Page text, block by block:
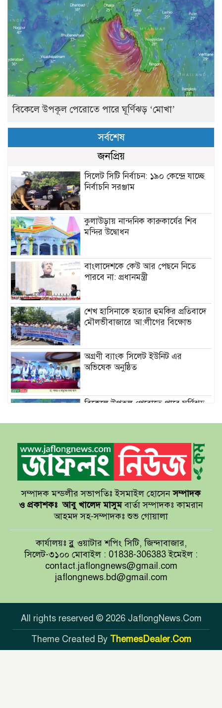
বিকেলে উপকূল পেরোতে পারে ঘূর্ণিঝড় ‘মোখা’
সর্বশেষ
জনপ্রিয়
সিলেট সিটি নির্বাচন: ১৯০ কেন্দ্রে যাচ্ছে
নির্বাচনি সরঞ্জাম
কুলাউড়ায় নান্দনিক কারুকার্যের শিব
মন্দির উদ্বোধন
বাংলাদেশকে কেউ আর পেছনে নিতে
পারবে না: প্রধানমন্ত্রী
শেখ হাসিনাকে হত্যার হুমকির প্রতিবাদে
মৌলভীবাজারে আ:লীগের বিক্ষোভ
অগ্রণী ব্যাংক সিলেট ইউনিট এর
অভিষেক অনুষ্ঠিত
বিকেলে উপকূল পেরোতে পারে ঘূর্ণিঝড়
সেন্টমার্টিনের সব হোটেল-মোটেল-
রিসোর্টকে আশ্রয়কেন্দ্র ঘোষণা
বাখমুত পুনরুদ্ধারের দাবি ইউক্রেনের
আয়ারল্যান্ডের রানের পাহাড় টপকে
টাইগারদের জয়
সুখবর দিলেন জয়া আহসান
সম্পাদক মন্ডলীর সভাপতিঃ ইসমাইল হোসেনসম্পাদক
ও প্রকাশকঃ আবু খালেদ মাসুমবার্তা সম্পাদকঃ কামরান
আহমদ সহ-সম্পাদকঃ শুভ গোয়ালা
কার্যালয়ঃ ব্লু ওয়াটার শপিং সিটি, জিন্দাবাজার,
সিলেট-৩১০০ মোবাইল : 01838-306383 ইমেইল :
contact.jaflongnews@gmail.com
jaflongnews.bd@gmail.com
All rights reserved © 2026 JaflongNews.Com
Theme Created By ThemesDealer.Com